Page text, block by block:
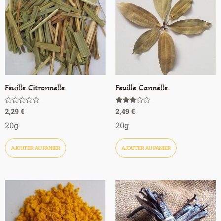
Feuille Citronnelle
Note
0
sur
5
2,29 €
20g
AJOUTER AU PANIER
Feuille Cannelle
Note
3.00
sur 5
2,49 €
20g
AJOUTER AU PANIER